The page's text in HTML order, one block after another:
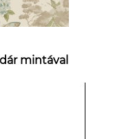
mintával